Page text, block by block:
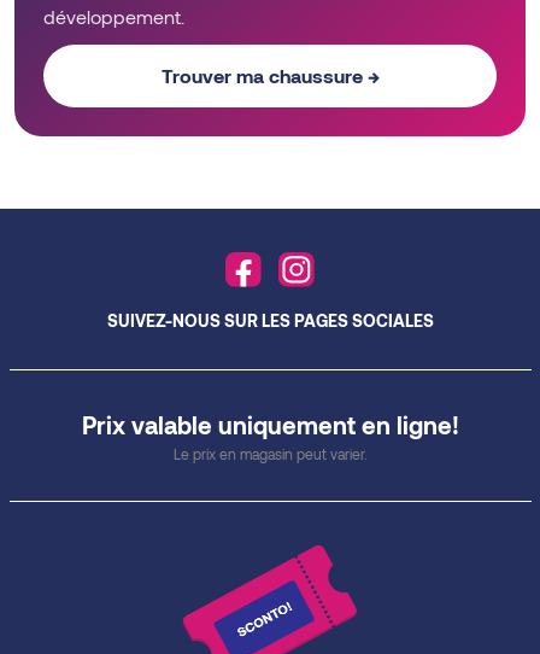
développement.
Trouver ma chaussure →
Prix valable uniquement en ligne!
Le prix en magasin peut varier.
SUIVEZ-NOUS SUR LES PAGES SOCIALES